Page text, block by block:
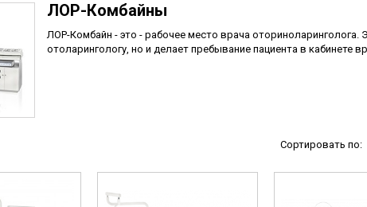
(ИХЛА)
системы
ЛОР-Комбайны
ЛОР-Комбайн - это - рабочее место врача оториноларинголога.
отоларингологу, но и делает пребывание пациента в кабинете
Сортировать по: